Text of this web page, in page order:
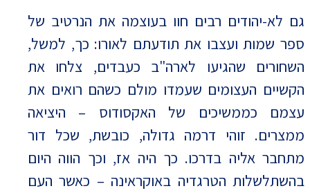
גם לא-יהודים רבים חוו בעוצמה את הנרטיב של
ספר שמות ועצבו את תודעתם לאורו: כך, למשל,
השחורים שהגיעו לארה"ב כעבדים, צלחו את
הקשיים העצומים שעמדו מולם כשהם רואים את
עצמם כממשיכים של האקסודוס – היציאה
ממצרים. זוהי דרמה גדולה, כובשת, שכל דור
מתחבר אליה בדרכו. כך היה אז, וכך הווה היום
בהשתלשלות הטרגדיה באוקראינה – כאשר העם